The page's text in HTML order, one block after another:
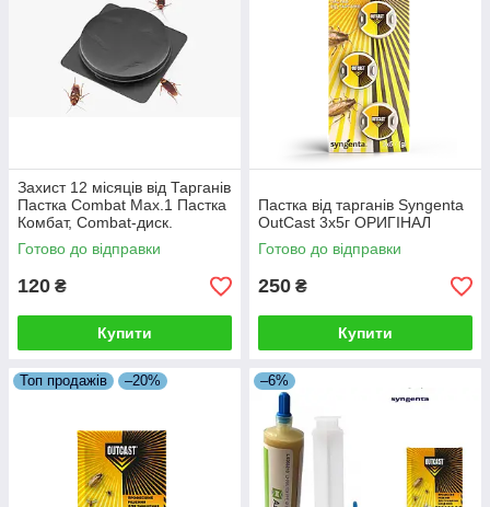
Захист 12 місяців від Тарганів
Пастка Combat Max.1 Пастка
Комбат, Combat-диск.
Оригінал 100%.
Готово до відправки
120 ₴
Купити
Пастка від тарганів Syngenta
OutCast 3х5г ОРИГІНАЛ
Готово до відправки
250 ₴
Купити
Топ продажів –20% –6%